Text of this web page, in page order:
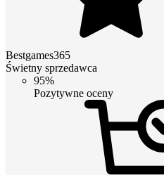
Bestgames365
Świetny sprzedawca
95%
Pozytywne oceny